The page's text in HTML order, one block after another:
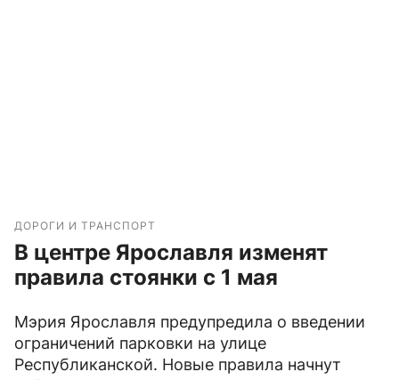
ДОРОГИ И ТРАНСПОРТ
В центре Ярославля изменят
правила стоянки с 1 мая
Мэрия Ярославля предупредила о введении
ограничений парковки на улице
Республиканской. Новые правила начнут